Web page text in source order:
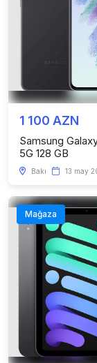
1 100 AZN
Samsung
5G 128 GB
Bakı 13 may
Mağaza